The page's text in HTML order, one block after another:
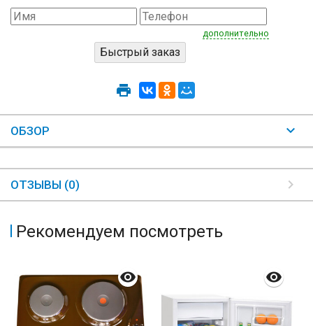
дополнительно
ОБЗОР
ОТЗЫВЫ (0)
Рекомендуем посмотреть